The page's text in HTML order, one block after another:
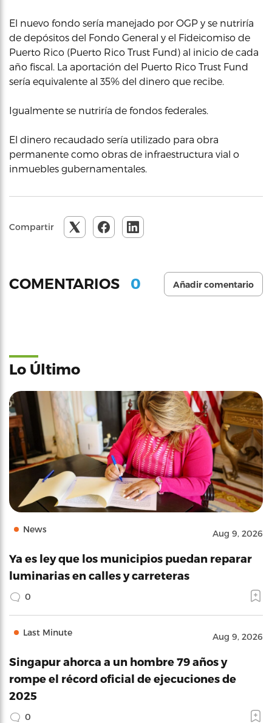
El nuevo fondo sería manejado por OGP y se nutriría
de depósitos del Fondo General y el Fideicomiso de
Puerto Rico (Puerto Rico Trust Fund) al inicio de cada
año fiscal. La aportación del Puerto Rico Trust Fund
sería equivalente al 35% del dinero que recibe.
Igualmente se nutriría de fondos federales.
El dinero recaudado sería utilizado para obra
permanente como obras de infraestructura vial o
inmuebles gubernamentales.
Compartir
COMENTARIOS 0 Añadir comentario
Lo Último
News Aug 9, 2026
Ya es ley que los municipios puedan reparar
luminarias en calles y carreteras
0
Last Minute Aug 9, 2026
Singapur ahorca a un hombre 79 años y
rompe el récord oficial de ejecuciones de
2025
0